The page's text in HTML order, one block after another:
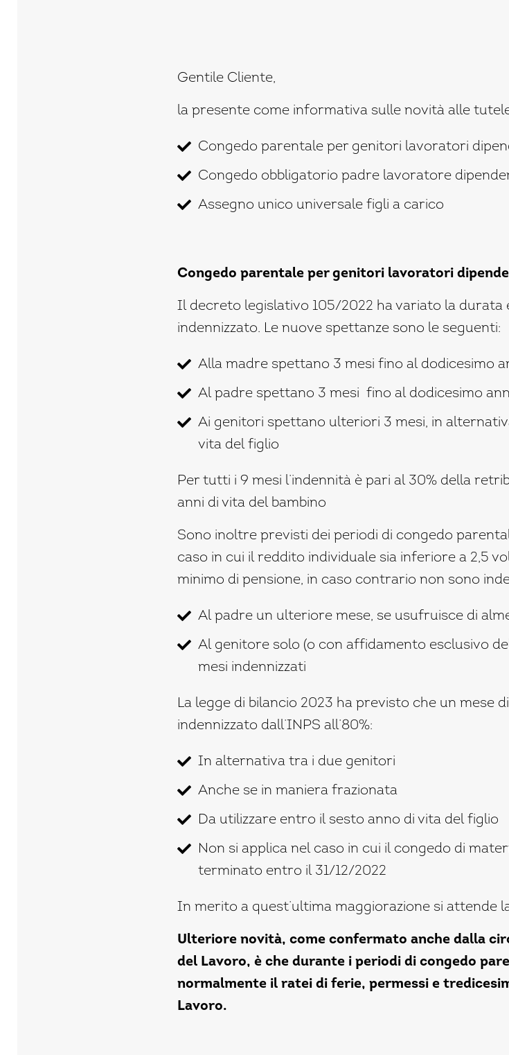
Gentile Cliente,
la presente come informativa sulle novità alle
Congedo parentale per genitori lavoratori
Congedo obbligatorio padre lavoratore
Assegno unico universale figli a carico
Congedo parentale per genitori lavoratori
Il decreto legislativo 105/2022 ha variato la durata
indennizzato. Le nuove spettanze sono le seguenti:
Alla madre spettano 3 mesi fino al dodicesimo
Al padre spettano 3 mesi fino al dodicesimo
Ai genitori spettano ulteriori 3 mesi, in
vita del figlio
Per tutti i 9 mesi l’indennità è pari al 30% della
anni di vita del bambino
Sono inoltre previsti dei periodi di congedo
caso in cui il reddito individuale sia inferiore a 2,5
minimo di pensione, in caso contrario non sono
Al padre un ulteriore mese, se usufruisce di
Al genitore solo (o con affidamento esclusivo
mesi indennizzati
La legge di bilancio 2023 ha previsto che un mese
indennizzato dall’INPS all’80%:
In alternativa tra i due genitori
Anche se in maniera frazionata
Da utilizzare entro il sesto anno di vita del figlio
Non si applica nel caso in cui il congedo di
terminato entro il 31/12/2022
In merito a quest’ultima maggiorazione si attende
Ulteriore novità, come confermato anche dalla
del Lavoro, è che durante i periodi di congedo
normalmente il ratei di ferie, permessi e
Lavoro.